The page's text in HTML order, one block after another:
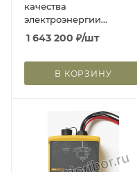
качества
электроэнергии
(Госреестр РФ)
1 643 200 ₽/шт
В КОРЗИНУ